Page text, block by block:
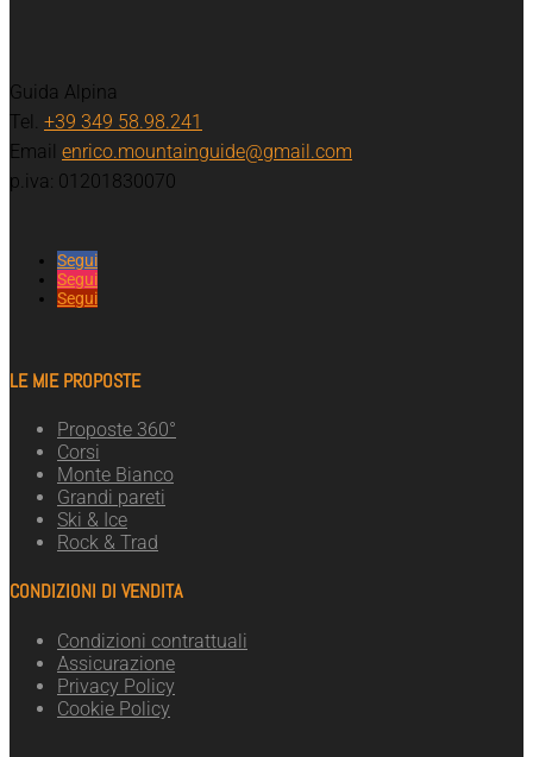
Guida Alpina
Tel. +39 349 58.98.241
Email enrico.mountainguide@gmail.com
p.iva: 01201830070
Segui
Segui
Segui
LE MIE PROPOSTE
Proposte 360°
Corsi
Monte Bianco
Grandi pareti
Ski & Ice
Rock & Trad
CONDIZIONI DI VENDITA
Condizioni contrattuali
Assicurazione
Privacy Policy
Cookie Policy